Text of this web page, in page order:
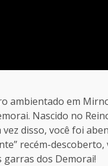
ambientado em
Nascido no
disso, você foi
recém-
dos Demorai!